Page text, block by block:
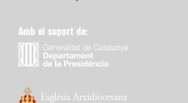
Amb el suport de: